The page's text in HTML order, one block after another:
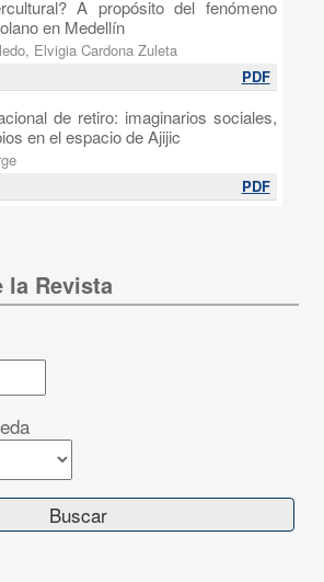
A propósito del fenómeno
en Medellín
Elvigia Cardona Zuleta
PDF
de retiro: imaginarios sociales,
en el espacio de Ajijic
PDF
la Revista